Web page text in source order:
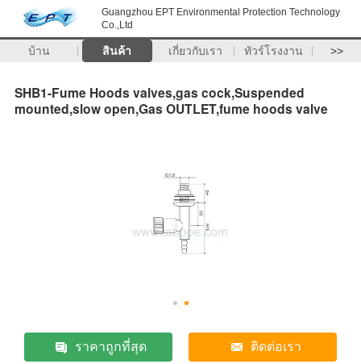
Guangzhou EPT Environmental Protection Technology
Co.,Ltd
บ้าน สินค้า เกี่ยวกับเรา ทัวร์โรงงาน >>
SHB1-Fume Hoods valves,gas cock,Suspended
mounted,slow open,Gas OUTLET,fume hoods valve
ราคาถูกที่สุด ติดต่อเรา